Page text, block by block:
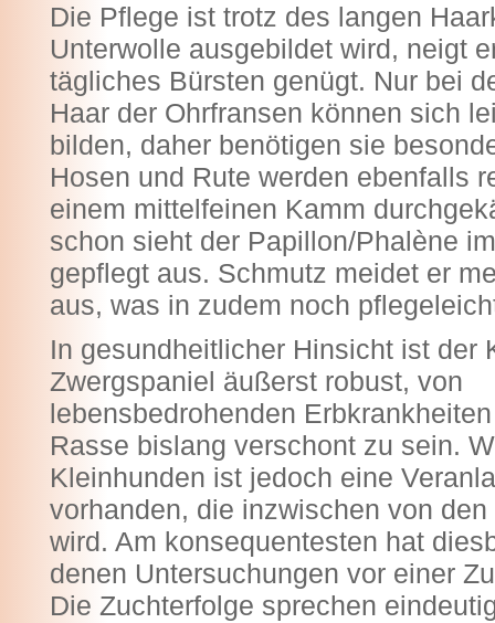
Die Pflege ist trotz des langen
Unterwolle ausgebildet wird, neigt
tägliches Bürsten genügt. Nur bei
Haar der Ohrfransen können sich
bilden, daher benötigen sie
Hosen und Rute werden ebenfalls
einem mittelfeinen Kamm
schon sieht der Papillon/Phalène
gepflegt aus. Schmutz meidet er
aus, was in zudem noch
In gesundheitlicher Hinsicht ist der
Zwergspaniel äußerst robust, von
lebensbedrohenden
Rasse bislang verschont zu sein.
Kleinhunden ist jedoch eine
vorhanden, die inzwischen von
wird. Am konsequentesten hat
denen Untersuchungen vor einer
Die Zuchterfolge sprechen